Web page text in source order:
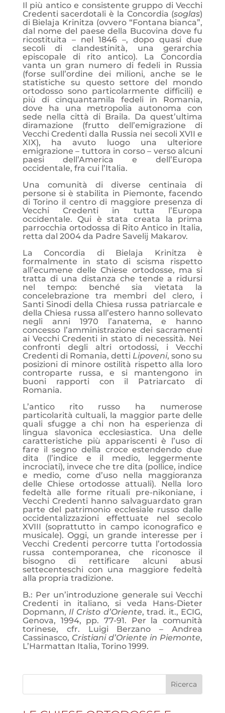
Il più antico e consistente gruppo di Vecchi
Credenti sacerdotali è la Concordia (soglas)
di Bielaja Krinitza (ovvero “Fontana bianca”,
dal nome del paese della Bucovina dove fu
ricostituita – nel 1846 –, dopo quasi due
secoli di clandestinità, una gerarchia
episcopale di rito antico). La Concordia
vanta un gran numero di fedeli in Russia
(forse sull’ordine dei milioni, anche se le
statistiche su questo settore del mondo
ortodosso sono particolarmente difficili) e
più di cinquantamila fedeli in Romania,
dove ha una metropolia autonoma con
sede nella città di Braila. Da quest’ultima
diramazione (frutto dell’emigrazione di
Vecchi Credenti dalla Russia nei secoli XVII e
XIX), ha avuto luogo una ulteriore
emigrazione – tuttora in corso – verso alcuni
paesi dell’America e dell’Europa
occidentale, fra cui l’Italia.
Una comunità di diverse centinaia di
persone si è stabilita in Piemonte, facendo
di Torino il centro di maggiore presenza di
Vecchi Credenti in tutta l’Europa
occidentale. Qui è stata creata la prima
parrocchia ortodossa di Rito Antico in Italia,
retta dal 2004 da Padre Savelij Makarov.
La Concordia di Bielaja Krinitza è
formalmente in stato di scisma rispetto
all’ecumene delle Chiese ortodosse, ma si
tratta di una distanza che tende a ridursi
nel tempo: benché sia vietata la
concelebrazione tra membri del clero, i
Santi Sinodi della Chiesa russa patriarcale e
della Chiesa russa all’estero hanno sollevato
negli anni 1970 l’anatema, e hanno
concesso l’amministrazione dei sacramenti
ai Vecchi Credenti in stato di necessità. Nei
confronti degli altri ortodossi, i Vecchi
Credenti di Romania, detti Lipoveni, sono su
posizioni di minore ostilità rispetto alla loro
controparte russa, e si mantengono in
buoni rapporti con il Patriarcato di
Romania.
L’antico rito russo ha numerose
particolarità cultuali, la maggior parte delle
quali sfugge a chi non ha esperienza di
lingua slavonica ecclesiastica. Una delle
caratteristiche più appariscenti è l’uso di
fare il segno della croce estendendo due
dita (l’indice e il medio, leggermente
incrociati), invece che tre dita (pollice, indice
e medio, come d’uso nella maggioranza
delle Chiese ortodosse attuali). Nella loro
fedeltà alle forme rituali pre-nikoniane, i
Vecchi Credenti hanno salvaguardato gran
parte del patrimonio ecclesiale russo dalle
occidentalizzazioni effettuate nel secolo
XVIII (soprattutto in campo iconografico e
musicale). Oggi, un grande interesse per i
Vecchi Credenti percorre tutta l’ortodossia
russa contemporanea, che riconosce il
bisogno di rettificare alcuni abusi
settecenteschi con una maggiore fedeltà
alla propria tradizione.
B.: Per un’introduzione generale sui Vecchi
Credenti in italiano, si veda Hans-Dieter
Dopmann, Il Cristo d’Oriente, trad. it., ECIG,
Genova, 1994, pp. 77-91. Per la comunità
torinese, cfr. Luigi Berzano – Andrea
Cassinasco, Cristiani d’Oriente in Piemonte,
L’Harmattan Italia, Torino 1999.